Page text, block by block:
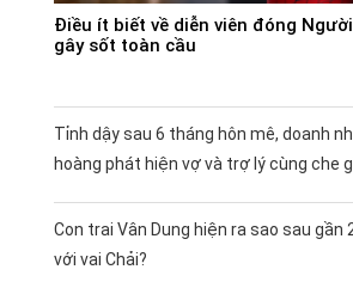
Điều ít biết về diễn viên đóng
gây sốt toàn cầu
Tỉnh dậy sau 6 tháng hôn mê, doanh
hoàng phát hiện vợ và trợ lý cùng che
Con trai Vân Dung hiện ra sao sau gần
với vai Chải?